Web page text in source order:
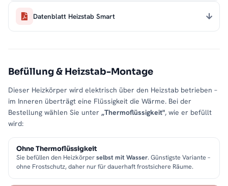
Datenblatt Heizstab Smart
Befüllung & Heizstab-Montage
Dieser Heizkörper wird elektrisch über den Heizstab betrieben –
im Inneren überträgt eine Flüssigkeit die Wärme. Bei der
Bestellung wählen Sie unter „Thermoflüssigkeit", wie er befüllt
wird:
Ohne Thermoflüssigkeit
Sie befüllen den Heizkörperselbst mit Wasser. Günstigste Variante –
ohne Frostschutz, daher nur für dauerhaft frostsichere Räume.